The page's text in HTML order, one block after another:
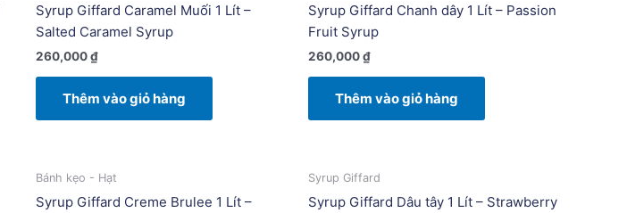
Syrup Giffard Caramel Muối 1 Lít –
Salted Caramel Syrup
260,000₫
Thêm vào giỏ hàng
Syrup Giffard Chanh dây 1 Lít – Passion
Fruit Syrup
260,000₫
Thêm vào giỏ hàng
Bánh kẹo - Hạt
Syrup Giffard Creme Brulee 1 Lít –
Syrup Giffard
Syrup Giffard Dâu tây 1 Lít – Strawberry